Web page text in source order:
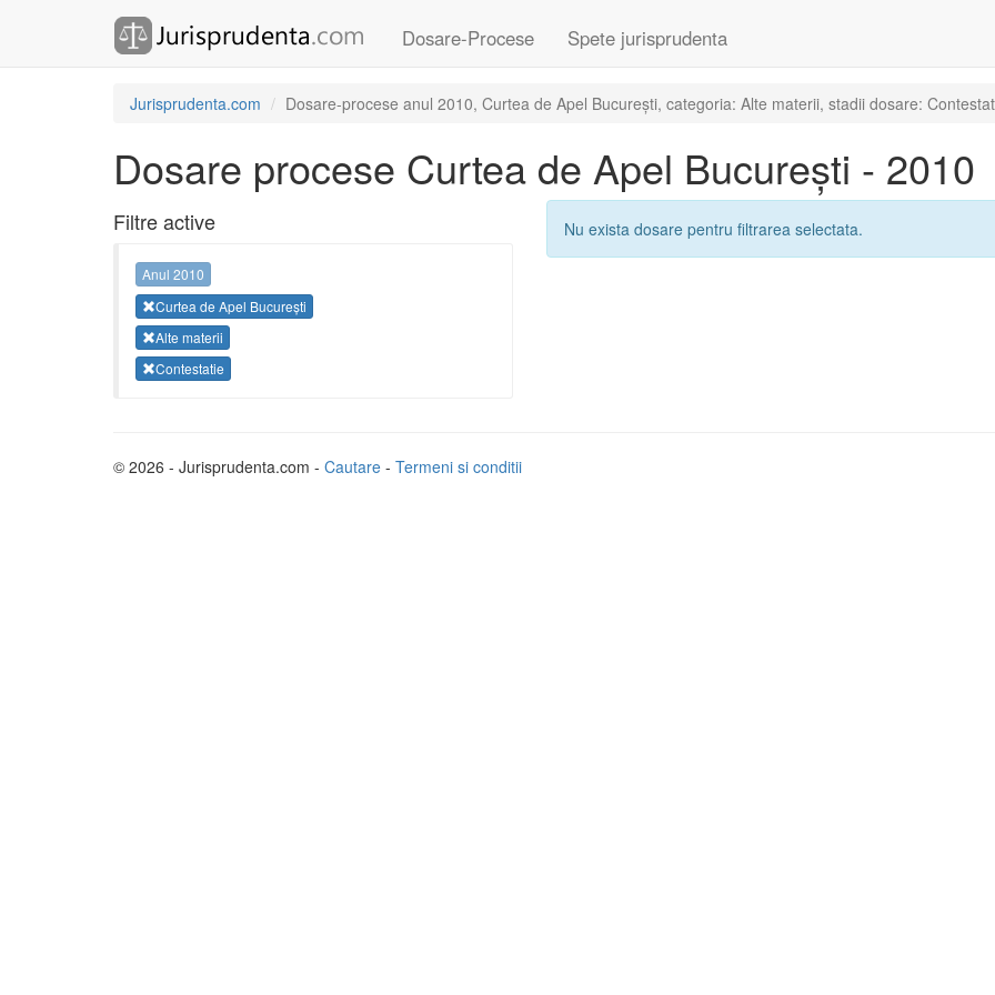
Dosare-Procese Spete jurisprudenta
Jurisprudenta.com Dosare-procese anul 2010, Curtea de Apel București, categoria: Alte materii, stadii dosare:
Dosare procese Curtea de Apel București - 2010
Filtre active
Anul 2010
Curtea de Apel București
Alte materii
Contestatie
Nu exista dosare pentru filtrarea selectata.
© 2026 - Jurisprudenta.com - Cautare - Termeni si conditii